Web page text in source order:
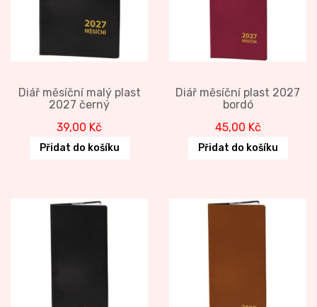
Diář měsíční malý plast
2027 černý
39,00 Kč
Přidat do košíku
Diář měsíční plast 2027
bordó
45,00 Kč
Přidat do košíku